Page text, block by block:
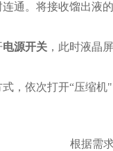
通。将接收馏出液
电源开关 ，此时液晶
，依次打开“压缩机
根据需